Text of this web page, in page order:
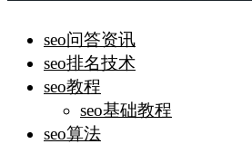
seo问答资讯
seo排名技术
seo教程
seo基础教程
seo算法